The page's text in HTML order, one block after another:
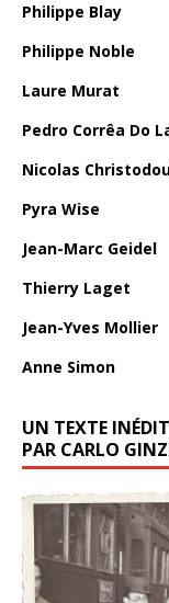
Philippe Blay
Philippe Noble
Laure Murat
Pedro Corrêa Do
Nicolas
Pyra Wise
Jean-Marc Geidel
Thierry Laget
Jean-Yves Mollier
Anne Simon
UN TEXTE
PAR CARLO